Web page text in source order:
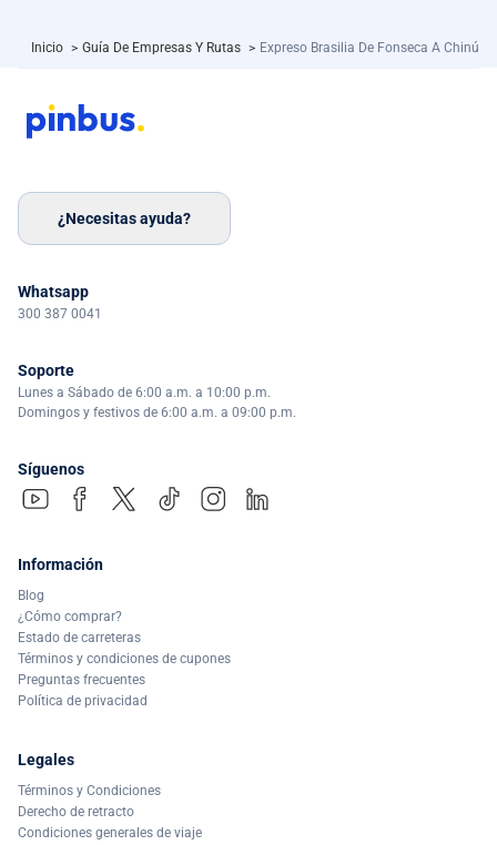
Inicio > Guía De Empresas Y Rutas > Expreso Brasilia De Fonseca A Chinú
¿Necesitas ayuda?
Whatsapp
300 387 0041
Soporte
Lunes a Sábado de 6:00 a.m. a 10:00 p.m.
Domingos y festivos de 6:00 a.m. a 09:00 p.m.
Síguenos
Información
Blog
¿Cómo comprar?
Estado de carreteras
Términos y condiciones de cupones
Preguntas frecuentes
Política de privacidad
Legales
Términos y Condiciones
Derecho de retracto
Condiciones generales de viaje